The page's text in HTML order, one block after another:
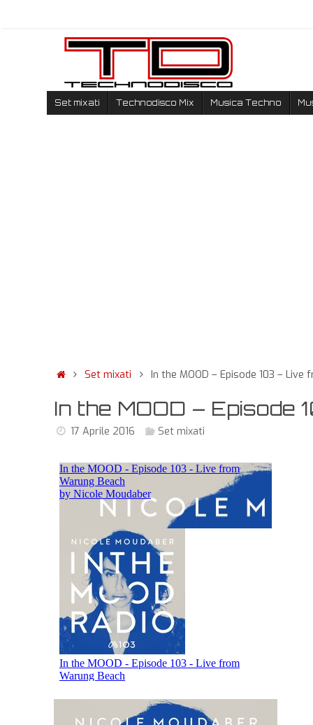
Set mixati Technodisco Mix Musica Techno
Set mixati In the MOOD – Episode 103 – Live
In the MOOD –
17 Aprile 2016 Set mixati